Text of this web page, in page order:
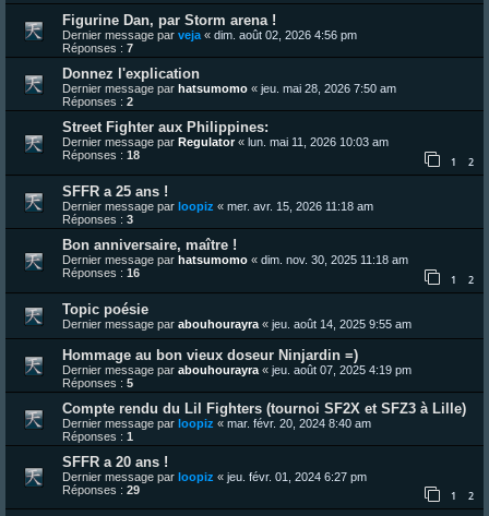
Figurine Dan, par Storm arena !
Dernier message par veja « dim. août 02, 2026 4:56 pm
Réponses : 7
Donnez l'explication
Dernier message par hatsumomo « jeu. mai 28, 2026 7:50 am
Réponses : 2
Street Fighter aux Philippines:
Dernier message par Regulator« lun. mai 11, 2026 10:03 am
Réponses : 18 1 2
SFFR a 25 ans !
Dernier message par loopiz « mer. avr. 15, 2026 11:18 am
Réponses : 3
Bon anniversaire, maître !
Dernier message par hatsumomo « dim. nov. 30, 2025 11:18 am
Réponses : 16 1 2
Topic poésie
Dernier message par abouhourayra « jeu. août 14, 2025 9:55 am
Hommage au bon vieux doseur Ninjardin =)
Dernier message par abouhourayra « jeu. août 07, 2025 4:19 pm
Réponses : 5
Compte rendu du Lil Fighters (tournoi SF2X et SFZ3 à Lille)
Dernier message par loopiz « mar. févr. 20, 2024 8:40 am
Réponses : 1
SFFR a 20 ans !
Dernier message par loopiz « jeu. févr. 01, 2024 6:27 pm
Réponses : 29 1 2